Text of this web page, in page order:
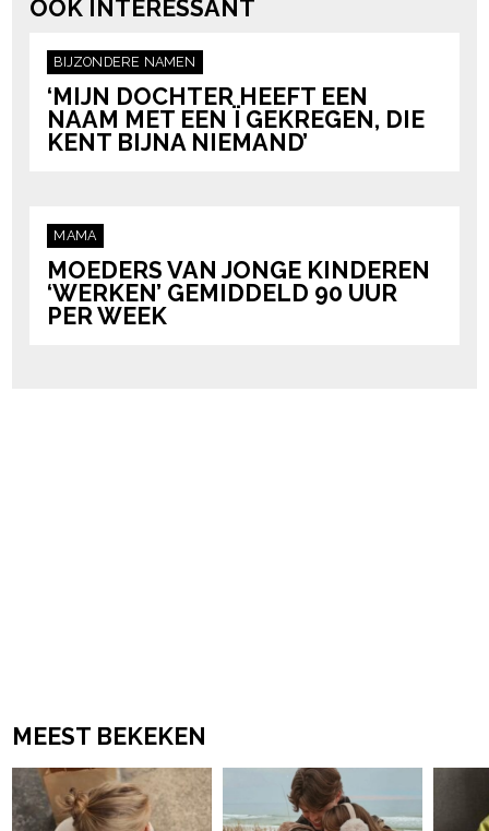
OOK INTERESSANT
BIJZONDERE NAMEN
‘MIJN DOCHTER HEEFT EEN
NAAM MET EEN Ï GEKREGEN, DIE
KENT BIJNA NIEMAND’
MAMA
MOEDERS VAN JONGE KINDEREN
‘WERKEN’ GEMIDDELD 90 UUR
PER WEEK
MEEST BEKEKEN